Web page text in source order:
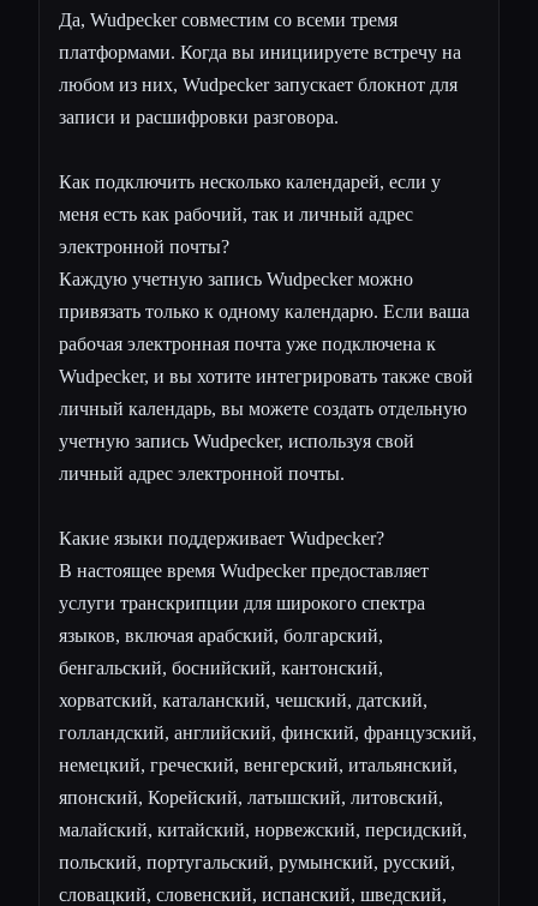
Да, Wudpecker совместим со всеми тремя
платформами. Когда вы инициируете встречу на
любом из них, Wudpecker запускает блокнот для
записи и расшифровки разговора.
Как подключить несколько календарей, если у
меня есть как рабочий, так и личный адрес
электронной почты?
Каждую учетную запись Wudpecker можно
привязать только к одному календарю. Если ваша
рабочая электронная почта уже подключена к
Wudpecker, и вы хотите интегрировать также свой
личный календарь, вы можете создать отдельную
учетную запись Wudpecker, используя свой
личный адрес электронной почты.
Какие языки поддерживает Wudpecker?
В настоящее время Wudpecker предоставляет
услуги транскрипции для широкого спектра
языков, включая арабский, болгарский,
бенгальский, боснийский, кантонский,
хорватский, каталанский, чешский, датский,
голландский, английский, финский, французский,
немецкий, греческий, венгерский, итальянский,
японский, Корейский, латышский, литовский,
малайский, китайский, норвежский, персидский,
польский, португальский, румынский, русский,
словацкий, словенский, испанский, шведский,